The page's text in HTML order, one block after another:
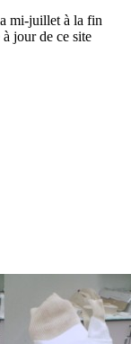
mi-juillet à la fin
jour de ce site